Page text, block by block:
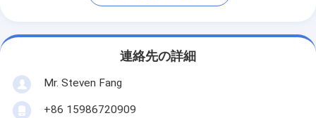
連絡先の詳細
Mr. Steven Fang
+86 15986720909